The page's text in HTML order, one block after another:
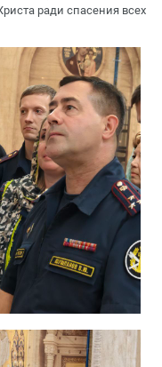
ради спасения всех